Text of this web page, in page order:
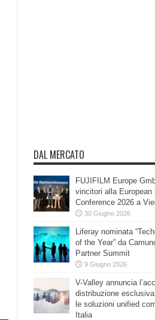
DAL MERCATO
FUJIFILM Europe
vincitori alla European
Conference 2026 a
30 Giugno 2026
Liferay nominata
of the Year” da
Partner Summit
9 Giugno 2026
V-Valley annuncia
distribuzione
le soluzioni unified
Italia